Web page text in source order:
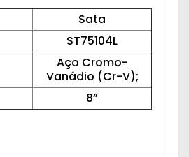
Sata
ST75104L
Aço Cromo-
Vanádio (Cr-V);
8”